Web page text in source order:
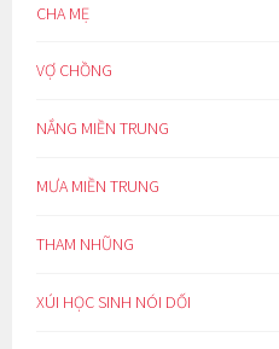
CHA MẸ
VỢ CHỒNG
NẮNG MIỀN TRUNG
MƯA MIỀN TRUNG
THAM NHŨNG
XÚI HỌC SINH NÓI DỐI